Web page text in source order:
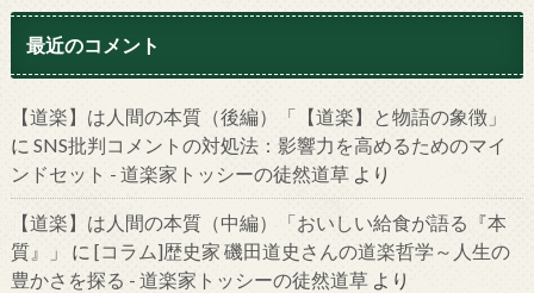
最近のコメント
【道楽】は人間の本質（後編）「【道楽】と物語の象徴」
に SNS批判コメントの対処法：影響力を高めるためのマイ
ンドセット - 道楽家トッシーの徒然道草より
【道楽】は人間の本質（中編）「おいしい給食が語る『本
質』」
に [コラム]歴史家 磯田道史さんの道楽哲学～人生の
豊かさを探る - 道楽家トッシーの徒然道草より